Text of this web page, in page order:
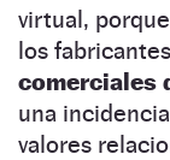
virtual,
los
comerciales
una
valores